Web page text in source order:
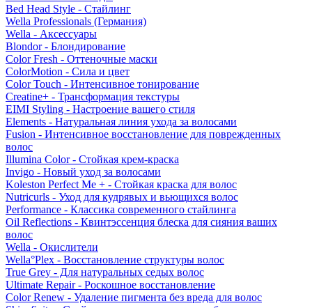
Bed Head Style - Стайлинг
Wella Professionals (Германия)
Wella - Аксессуары
Blondor - Блондирование
Color Fresh - Оттеночные маски
ColorMotion - Сила и цвет
Color Touch - Интенсивное тонирование
Creatine+ - Трансформация текстуры
EIMI Styling - Настроение вашего стиля
Elements - Натуральная линия ухода за волосами
Fusion - Интенсивное восстановление для поврежденных
волос
Illumina Color - Стойкая крем-краска
Invigo - Новый уход за волосами
Koleston Perfect Me + - Стойкая краска для волос
Nutricurls - Уход для кудрявых и вьющихся волос
Performance - Классика современного стайлинга
Oil Reflections - Квинтэссенция блеска для сияния ваших
волос
Wella - Окислители
Wella°Plex - Восстановление структуры волос
True Grey - Для натуральных седых волос
Ultimate Repair - Роскошное восстановление
Color Renew - Удаление пигмента без вреда для волос